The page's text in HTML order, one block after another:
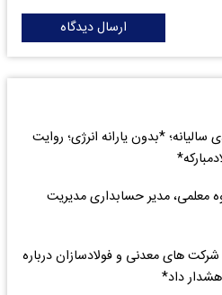
ارسال دیدگاه
*بدون یارانه انرژی؛ روایت
کاوه معلمی، مدیر حسابداری مدیریت
های معدنی و فولادسازان درباره
داد*